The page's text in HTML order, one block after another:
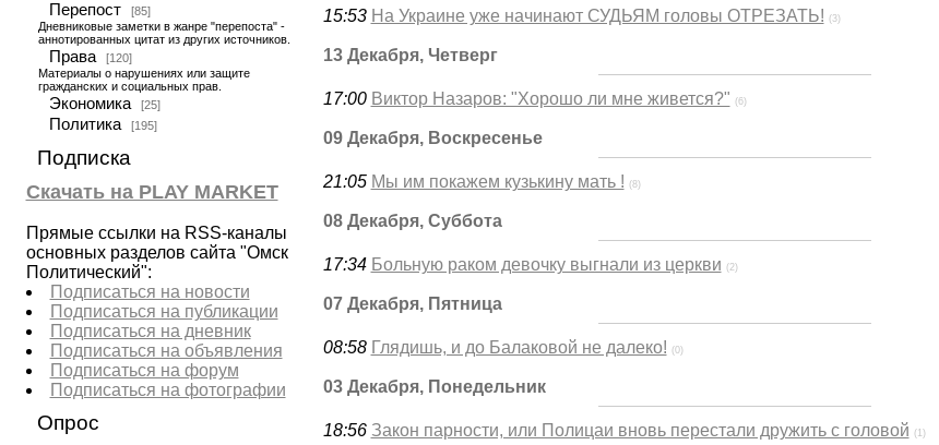
Перепост
[85]
Дневниковые заметки в жанре "перепоста" -
аннотированных цитат из других источников.
Права
[120]
Материалы о нарушениях или защите
гражданских и социальных прав.
Экономика [25]
Политика [195]
Подписка
Скачать на PLAY MARKET
Прямые ссылки на RSS-каналы
основных разделов сайта "Омск
Политический":
Подписаться на новости
Подписаться на публикации
Подписаться на дневник
Подписаться на объявления
Подписаться на форум
Подписаться на фотографии
Опрос
15:53 На Украине уже начинают СУДЬЯМ головы ОТРЕЗАТЬ! (3)
13 Декабря, Четверг
17:00 Виктор Назаров: "Хорошо ли мне живется?" (6)
09 Декабря, Воскресенье
21:05 Мы им покажем кузькину мать ! (8)
08 Декабря, Суббота
17:34 Больную раком девочку выгнали из церкви (2)
07 Декабря, Пятница
08:58 Глядишь, и до Балаковой не далеко! (0)
03 Декабря, Понедельник
18:56 Закон парности, или Полицаи вновь перестали дружить с головой (1)